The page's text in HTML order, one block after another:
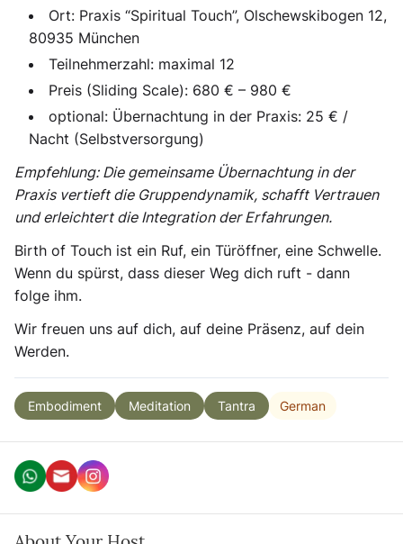
Ort: Praxis “Spiritual Touch”, Olschewskibogen 12,
80935 München
Teilnehmerzahl: maximal 12
Preis (Sliding Scale): 680 € – 980 €
optional: Übernachtung in der Praxis: 25 € /
Nacht (Selbstversorgung)
Empfehlung: Die gemeinsame Übernachtung in der
Praxis vertieft die Gruppendynamik, schafft Vertrauen
und erleichtert die Integration der Erfahrungen.
Birth of Touch ist ein Ruf, ein Türöffner, eine Schwelle.
Wenn du spürst, dass dieser Weg dich ruft - dann
folge ihm.
Wir freuen uns auf dich, auf deine Präsenz, auf dein
Werden.
Embodiment Meditation Tantra German